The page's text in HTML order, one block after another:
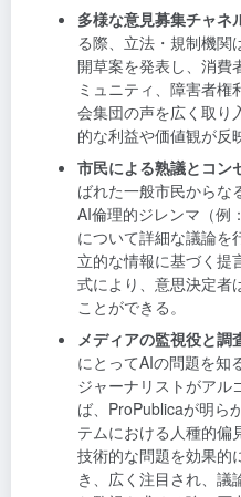
多様な意見募集チャネ
る際、立法・規制機関
開草案を発表し、消費
ミュニティ、障害者権
会集団の声を広く取り
的な利益や価値観が反
市民による熟議とコン
ばれた一般市民からな
AI倫理的ジレンマ（例
について詳細な議論を
立的な情報に基づく提
式により、意思決定者
ことができる。
メディアの監視役と調
にとってAIの問題を知
ジャーナリストがアル
ば、ProPublicaが明ら
テムにおける人種的偏
技術的な問題を効果的
き、広く注目され、議